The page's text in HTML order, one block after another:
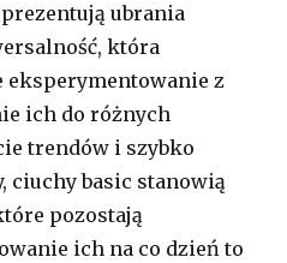
ubrania
która
eksperymentowanie z
ich do różnych
trendów i szybko
ciuchy basic stanowią
pozostają
ich na co dzień to